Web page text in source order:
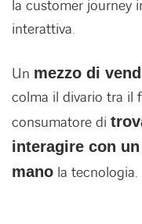
Lavora con
Contatti
Lavora con
Contatti
la customer journey
interattiva.
Un mezzo di
colma il divario tra il
consumatore di
interagire con
mano la tecnologia.